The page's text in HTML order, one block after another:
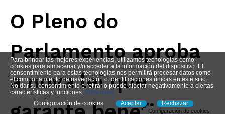
O Pleno do
Parlamento aproba
a nova lei que
Para brindar las mejores experiencias, utilizamos tecnologías como
cookies para almacenar y/o acceder a la información del dispositivo. El
consentimiento para estas tecnologías nos permitirá procesar datos como
el comportamiento de navegación o identificaciones únicas en este sitio.
No dar su consentimiento o retirarlo puede afectar negativamente a ciertas
características y funciones. View more
Configuración de cookies
Aceptar Rechazar
Configuración de cookies